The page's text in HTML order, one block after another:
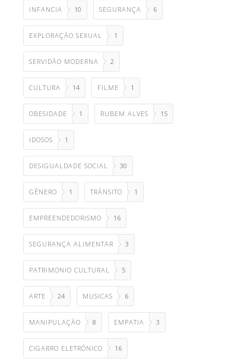
INFANCIA 10 SEGURANÇA 6
EXPLORAÇÃO SEXUAL 1
SERVIDÃO MODERNA 2
CULTURA 14 FILME 1
OBESIDADE 1 RUBEM ALVES 15
IDOSOS 1
DESIGUALDADE SOCIAL 30
GÊNERO 1 TRÂNSITO 1
EMPREENDEDORISMO 16
SEGURANÇA ALIMENTAR 3
PATRIMONIO CULTURAL 5
ARTE 24 MUSICAS 6
MANIPULAÇÃO 8 EMPATIA 3
CIGARRO ELETRÔNICO 16